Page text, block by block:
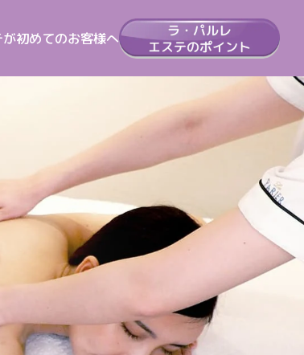
が初めてのお客様へ